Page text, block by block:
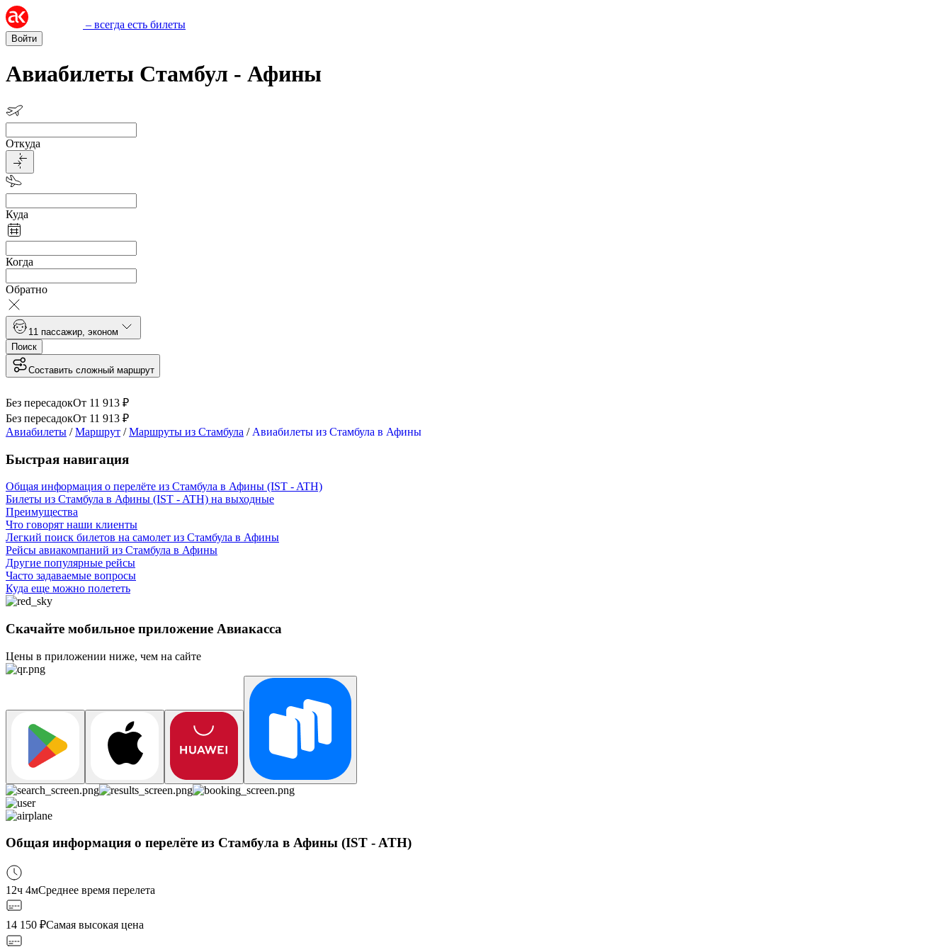
– всегда есть билеты
Войти
Авиабилеты Стамбул - Афины
Откуда
Куда
Когда
Обратно
1 1 пассажир эконом
Поиск
Составить сложный маршрут
Без пересадокОт 11 913 ₽
Без пересадокОт 11 913 ₽
Авиабилеты /Маршрут /Маршруты из Стамбула / Авиабилеты из Стамбула в Афины
Быстрая навигация
Общая информация о перелёте из Стамбула в Афины (IST - ATH)
Билеты из Стамбула в Афины (IST - ATH) на выходные
Преимущества
Что говорят наши клиенты
Легкий поиск билетов на самолет из Стамбула в Афины
Рейсы авиакомпаний из Стамбула в Афины
Другие популярные рейсы
Часто задаваемые вопросы
Куда еще можно полететь
Скачайте мобильное приложение Авиакасса
Цены в приложении ниже, чем на сайте
Общая информация о перелёте из Стамбула в Афины (IST - ATH)
12ч 4мСреднее время перелета
14 150 ₽Самая высокая цена